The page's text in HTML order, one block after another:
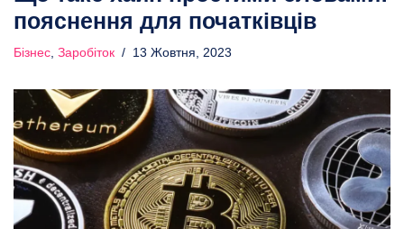
пояснення для початківців
Бізнес, Заробіток 13 Жовтня, 2023